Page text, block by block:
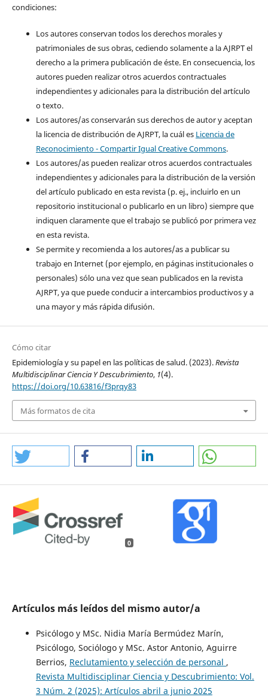
condiciones:
Los autores conservan todos los derechos morales y
patrimoniales de sus obras, cediendo solamente a la AJRPT el
derecho a la primera publicación de éste. En consecuencia, los
autores pueden realizar otros acuerdos contractuales
independientes y adicionales para la distribución del artículo
o texto.
Los autores/as conservarán sus derechos de autor y aceptan
la licencia de distribución de AJRPT, la cuál es Licencia de
Reconocimiento - Compartir Igual Creative Commons.
Los autores/as pueden realizar otros acuerdos contractuales
independientes y adicionales para la distribución de la versión
del artículo publicado en esta revista (p. ej., incluirlo en un
repositorio institucional o publicarlo en un libro) siempre que
indiquen claramente que el trabajo se publicó por primera vez
en esta revista.
Se permite y recomienda a los autores/as a publicar su
trabajo en Internet (por ejemplo, en páginas institucionales o
personales) sólo una vez que sean publicados en la revista
AJRPT, ya que puede conducir a intercambios productivos y a
una mayor y más rápida difusión.
Cómo citar
Epidemiología y su papel en las políticas de salud. (2023).Revista
Multidisciplinar Ciencia Y Descubrimiento, 1(4).
https://doi.org/10.63816/f3prqy83
Más formatos de cita
0
Artículos más leídos del mismo autor/a
Psicólogo y MSc. Nidia María Bermúdez Marín,
Psicólogo, Sociólogo y MSc. Astor Antonio, Aguirre
Berrios, Reclutamiento y selección de personal ,
Revista Multidisciplinar Ciencia y Descubrimiento: Vol.
3 Núm. 2 (2025): Artículos abril a junio 2025